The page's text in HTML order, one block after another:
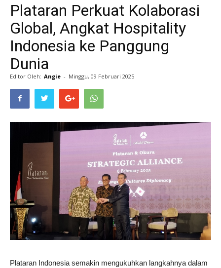
Obsession
Career
Style
Plataran Perkuat Kolaborasi
Global, Angkat Hospitality
Indonesia ke Panggung
Dunia
Editor Oleh: Angie - Minggu, 09 Februari 2025
Plataran Indonesia semakin mengukuhkan langkahnya dalam